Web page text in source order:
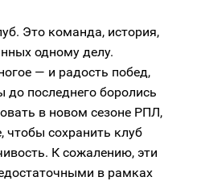
Это команда, история,
одному делу.
— и радость побед,
последнего боролись
в новом сезоне РПЛ,
чтобы сохранить клуб
К сожалению, эти
в рамках